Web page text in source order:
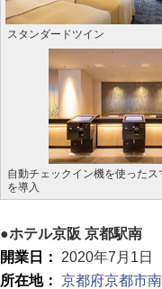
スタンダードツイン
自動チェックイン機を使った
を導入
ホテル京阪 京都駅南
開業日： 2020年7月1日
所在地： 京都府京都市